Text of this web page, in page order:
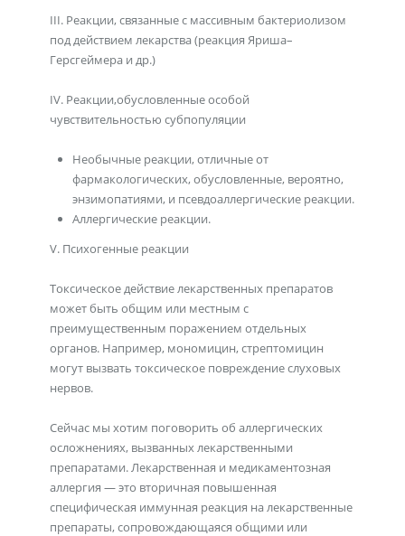
III. Реакции, связанные с массивным бактериолизом
под действием лекарства (реакция Яриша–
Герсгеймера и др.)
IV. Реакции,обусловленные особой
чувствительностью субпопуляции
Необычные реакции, отличные от
фармакологических, обусловленные, вероятно,
энзимопатиями, и псевдоаллергические реакции.
Аллергические реакции.
V. Психогенные реакции
Токсическое действие лекарственных препаратов
может быть общим или местным с
преимущественным поражением отдельных
органов. Например, мономицин, стрептомицин
могут вызвать токсическое повреждение слуховых
нервов.
Сейчас мы хотим поговорить об аллергических
осложнениях, вызванных лекарственными
препаратами. Лекарственная и медикаментозная
аллергия — это вторичная повышенная
специфическая иммунная реакция на лекарственные
препараты, сопровождающаяся общими или